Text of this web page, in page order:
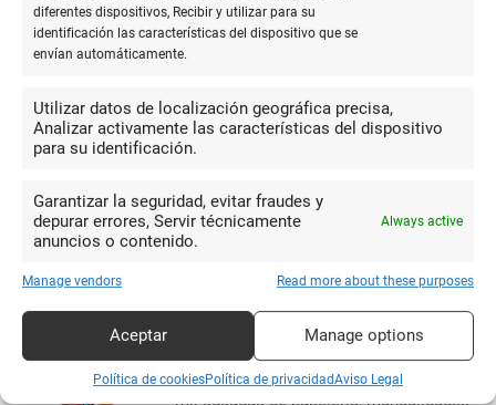
diferentes dispositivos, Recibir y utilizar para su
identificación las características del dispositivo que se
envían automáticamente.
Utilizar datos de localización geográfica precisa,
Analizar activamente las características del dispositivo
para su identificación.
Garantizar la seguridad, evitar fraudes y
depurar errores, Servir técnicamente
anuncios o contenido.
Always active
Manage vendors Read more about these purposes
Aceptar Manage options
Política de cookiesPolítica de privacidadAviso Legal
Inmaculada MC
encontrar de todo, si no lo tienen te lo
buscan. Tiene material y libros de todo
encantó que tuviesen material y juegos para niños con otras
necesidades. El trato es inmejorable, son personas muy
Qué sitio más encantador y con
mil cucadas de papelería, manualidades